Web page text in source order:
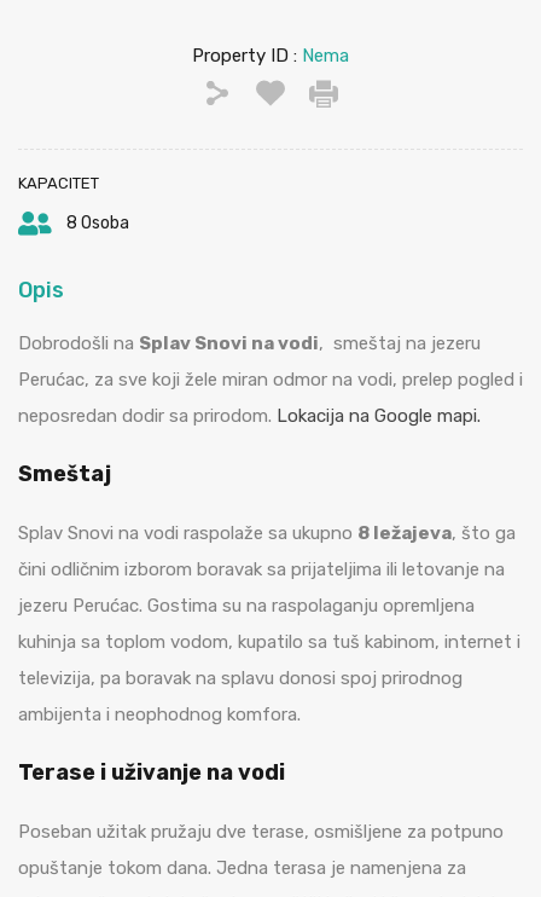
Property ID : Nema
KAPACITET
8 Osoba
Opis
Dobrodošli na Splav Snovi na vodi, smeštaj na jezeru
Perućac, za sve koji žele miran odmor na vodi, prelep pogled i
neposredan dodir sa prirodom. Lokacija na Google mapi.
Smeštaj
Splav Snovi na vodi raspolaže sa ukupno 8 ležajeva, što ga
čini odličnim izborom boravak sa prijateljima ili letovanje na
jezeru Perućac. Gostima su na raspolaganju opremljena
kuhinja sa toplom vodom, kupatilo sa tuš kabinom, internet i
televizija, pa boravak na splavu donosi spoj prirodnog
ambijenta i neophodnog komfora.
Terase i uživanje na vodi
Poseban užitak pružaju dve terase, osmišljene za potpuno
opuštanje tokom dana. Jedna terasa je namenjena za